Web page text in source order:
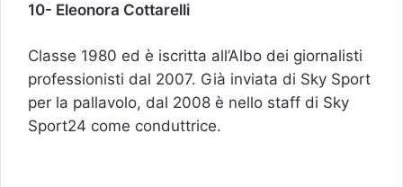
10- Eleonora Cottarelli
Classe 1980 ed è iscritta all’Albo dei giornalisti
professionisti dal 2007. Già inviata di Sky Sport
per la pallavolo, dal 2008 è nello staff di Sky
Sport24 come conduttrice.